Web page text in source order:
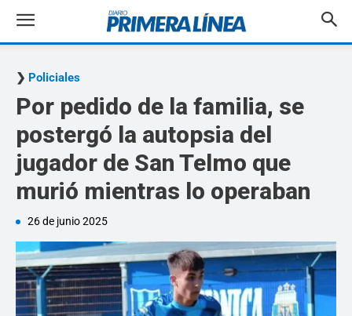
Policiales
Por pedido de la familia, se
postergó la autopsia del
jugador de San Telmo que
murió mientras lo operaban
26 de junio 2025